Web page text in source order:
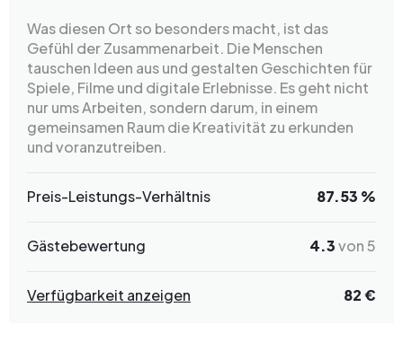
Was diesen Ort so besonders macht, ist das
Gefühl der Zusammenarbeit. Die Menschen
tauschen Ideen aus und gestalten Geschichten für
Spiele, Filme und digitale Erlebnisse. Es geht nicht
nur ums Arbeiten, sondern darum, in einem
gemeinsamen Raum die Kreativität zu erkunden
und voranzutreiben.
Preis-Leistungs-Verhältnis 87.53 %
Gästebewertung 4.3von 5
Verfügbarkeit anzeigen 82 €